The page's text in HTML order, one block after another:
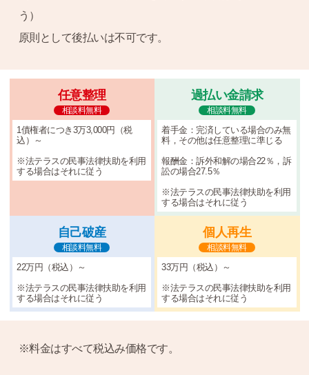
う）
原則として後払いは不可です。
任意整理
相談料無料
1債権者につき3万3,000円（税
込）～
※法テラスの民事法律扶助を利用
する場合はそれに従う
過払い金請求
相談料無料
着手金：完済している場合のみ無
料，その他は任意整理に準じる
報酬金：訴外和解の場合22％，訴
訟の場合27.5％
※法テラスの民事法律扶助を利用
する場合はそれに従う
自己破産
相談料無料
22万円（税込）～
※法テラスの民事法律扶助を利用
する場合はそれに従う
個人再生
相談料無料
33万円（税込）～
※法テラスの民事法律扶助を利用
する場合はそれに従う
※料金はすべて税込み価格です。